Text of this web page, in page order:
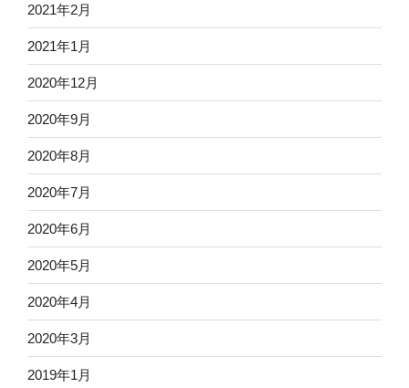
2021年2月
2021年1月
2020年12月
2020年9月
2020年8月
2020年7月
2020年6月
2020年5月
2020年4月
2020年3月
2019年1月